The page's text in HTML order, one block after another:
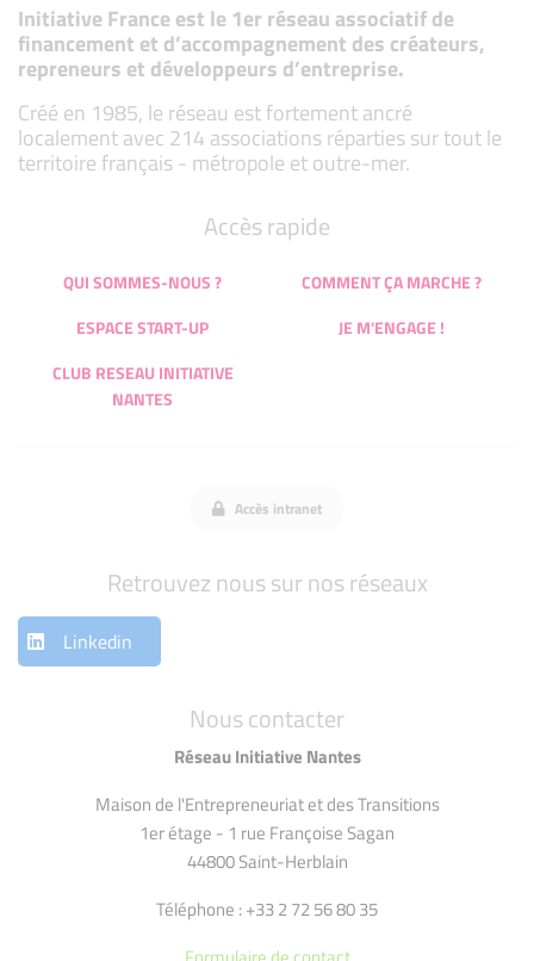
Initiative France est le 1er réseau associatif de
financement et d’accompagnement des créateurs,
repreneurs et développeurs d’entreprise.
Créé en 1985, le réseau est fortement ancré
localement avec 214 associations réparties sur tout le
territoire français - métropole et outre-mer.
Nous contacter
Réseau Initiative Nantes
Maison de l'Entrepreneuriat et des Transitions
1er étage - 1 rue Françoise Sagan
44800 Saint-Herblain
Téléphone : +33 2 72 56 80 35
Accès rapide
QUI SOMMES-NOUS ?
COMMENT ÇA MARCHE ?
ESPACE START-UP
JE M'ENGAGE !
CLUB RESEAU INITIATIVE
NANTES
Accès intranet
Retrouvez nous sur nos réseaux
Linkedin